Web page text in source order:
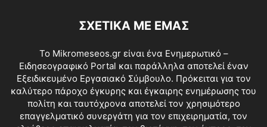
ΣΧΕΤΙΚΑ ΜΕ ΕΜΑΣ
Το Mikromeseos.gr είναι ένα Ενημερωτικό –
Ειδησεογραφικό Portal και παράλληλα αποτελεί έναν
Εξειδικευμένο Εργασιακό Σύμβουλο. Πρόκειται για τον
καλύτερο πάροχο έγκυρης και έγκαιρης ενημέρωσης του
πολίτη και ταυτόχρονα αποτελεί τον χρησιμότερο
επαγγελματικό συνεργάτη για τον επιχειρηματία, τον